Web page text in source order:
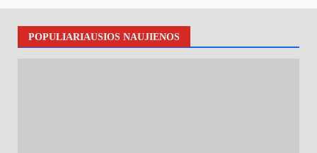
POPULIARIAUSIOS NAUJIENOS